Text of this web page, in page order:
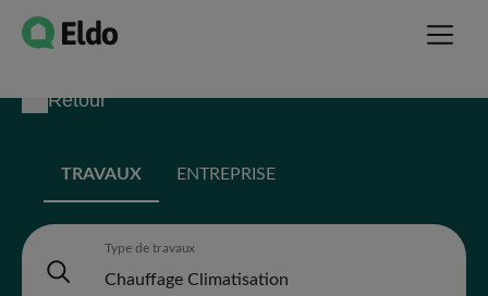
Retour
TRAVAUX ENTREPRISE
Type de travaux